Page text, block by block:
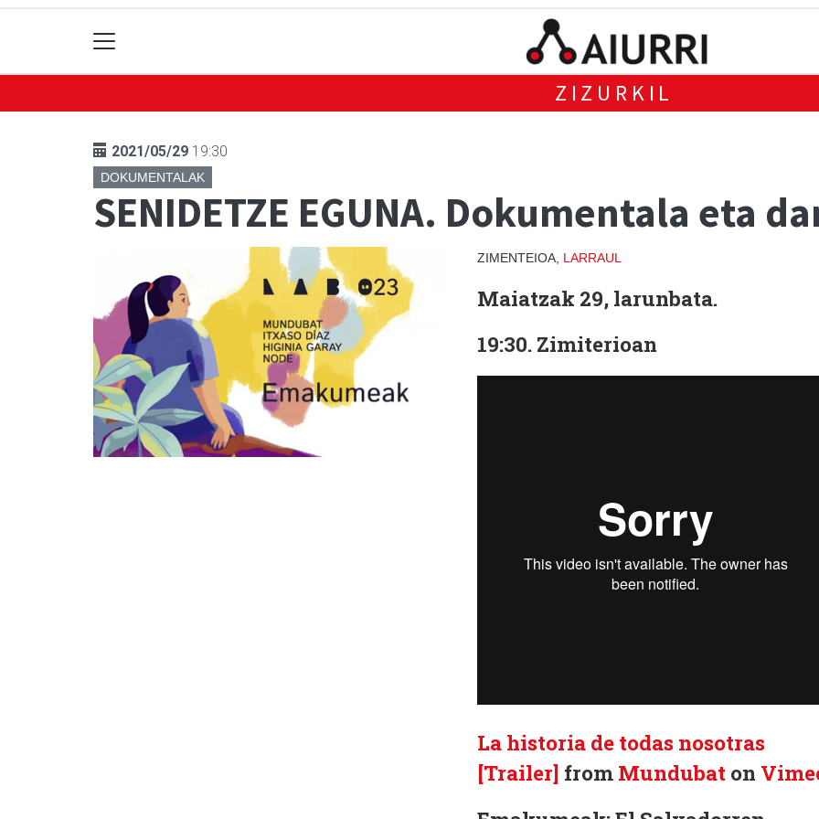
ZIZURKIL
2021/05/29 19:30
DOKUMENTALAK
SENIDETZE EGUNA. Dokumentala eta
ZIMENTEIOA, LARRAUL
Maiatzak 29, larunbata.
19:30. Zimiterioan
La historia de todas nosotras
[Trailer] from Mundubat on